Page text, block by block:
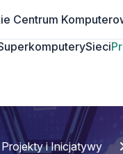
Centrum
Sieci
Projekty i Inicjatywy